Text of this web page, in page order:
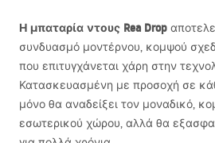
Η μπαταρία ντους Rea Drop
συνδυασμό μοντέρνου, κομψού
που επιτυγχάνεται χάρη στην
Κατασκευασμένη με προσοχή σε
μόνο θα αναδείξει τον μοναδικό,
εσωτερικού χώρου, αλλά θα